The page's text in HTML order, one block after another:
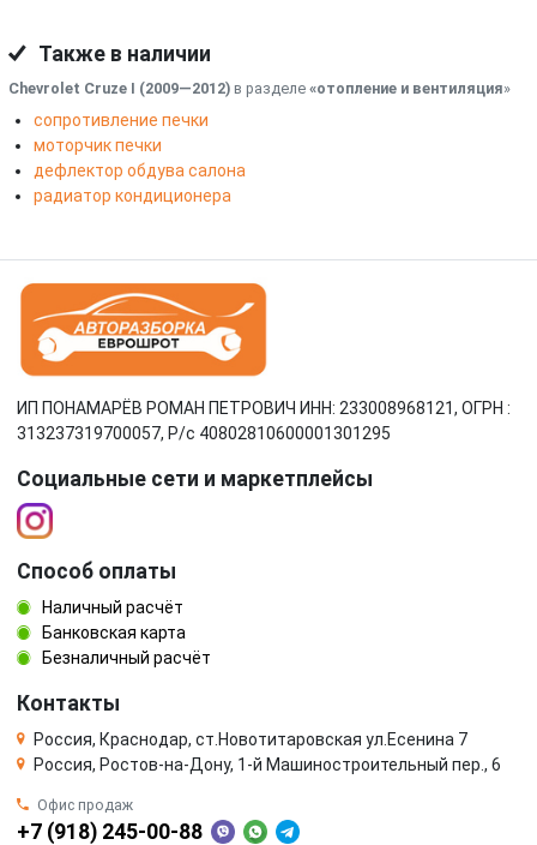
Также в наличии
Chevrolet Cruze I (2009—2012) в разделе «отопление и вентиляция»
сопротивление печки
моторчик печки
дефлектор обдува салона
радиатор кондиционера
ИП ПОНАМАРЁВ РОМАН ПЕТРОВИЧ ИНН: 233008968121, ОГРН :
313237319700057, Р/c 40802810600001301295
Социальные сети и маркетплейсы
Способ оплаты
Наличный расчёт
Банковская карта
Безналичный расчёт
Контакты
Россия, Краснодар, ст.Новотитаровская ул.Есенина 7
Россия, Ростов-на-Дону, 1-й Машиностроительный пер., 6
Офис продаж
+7 (918) 245-00-88